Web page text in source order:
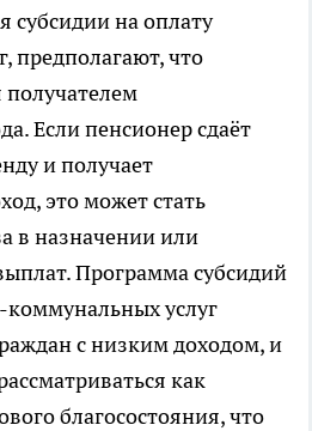
на оплату
предполагают, что
получателем
Если пенсионер сдаёт
и получает
это может стать
в назначении или
Программа субсидий
услуг
с низким доходом, и
как
благосостояния, что